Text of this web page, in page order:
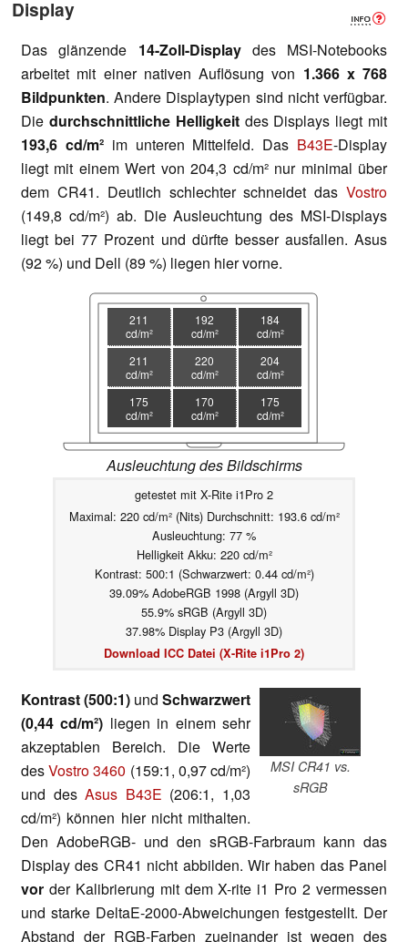
Display
Das glänzende 14-Zoll-Displaydes MSI-Notebooks
arbeitet mit einer nativen Auflösung von 1.366 x 768
Bildpunkten. Andere Displaytypen sind nicht verfügbar.
Die durchschnittliche Helligkeitdes Displays liegt mit
193,6 cd/m²im unteren Mittelfeld. Das B43E-Display
liegt mit einem Wert von 204,3 cd/m² nur minimal über
dem CR41. Deutlich schlechter schneidet das Vostro
(149,8 cd/m²) ab. Die Ausleuchtung des MSI-Displays
liegt bei 77 Prozent und dürfte besser ausfallen. Asus
(92 %) und Dell (89 %) liegen hier vorne.
211
cd/m²
192
cd/m²
184
cd/m²
211
cd/m²
220
cd/m²
204
cd/m²
175
cd/m²
170
cd/m²
175
cd/m²
Ausleuchtung des Bildschirms
getestet mit X-Rite i1Pro 2
Maximal: 220 cd/m² (Nits) Durchschnitt: 193.6 cd/m²
Ausleuchtung: 77 %
Helligkeit Akku: 220 cd/m²
Kontrast: 500:1 (Schwarzwert: 0.44 cd/m²)
39.09% AdobeRGB 1998 (Argyll 3D)
55.9% sRGB (Argyll 3D)
37.98% Display P3 (Argyll 3D)
Download ICC Datei (X-Rite i1Pro 2)
MSI CR41 vs.
sRGB
Kontrast (500:1) und Schwarzwert
(0,44 cd/m²) liegen in einem sehr
akzeptablen Bereich. Die Werte
desVostro 3460 (159:1, 0,97 cd/m²)
und desAsus B43E (206:1, 1,03
cd/m²) können hier nicht mithalten.
Den AdobeRGB- und den sRGB-Farbraum kann das
Display des CR41 nicht abbilden. Wir haben das Panel
vor der Kalibrierung mit dem X-rite i1 Pro 2 vermessen
und starke DeltaE-2000-Abweichungen festgestellt. Der
Abstand der RGB-Farben zueinander ist wegen des